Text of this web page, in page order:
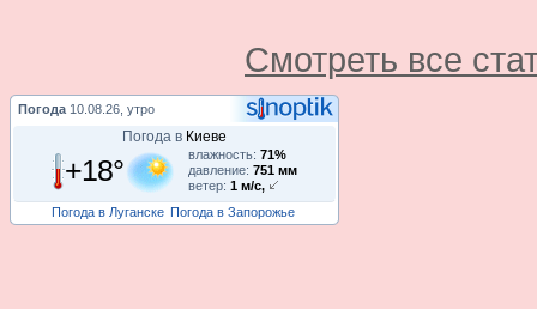
Смотреть все
Погода 10.08.26, утро
Погода в Киеве
+18° влажность: 71%
давление: 751 мм
ветер: 1 м/с,
Погода в Луганске Погода в Запорожье